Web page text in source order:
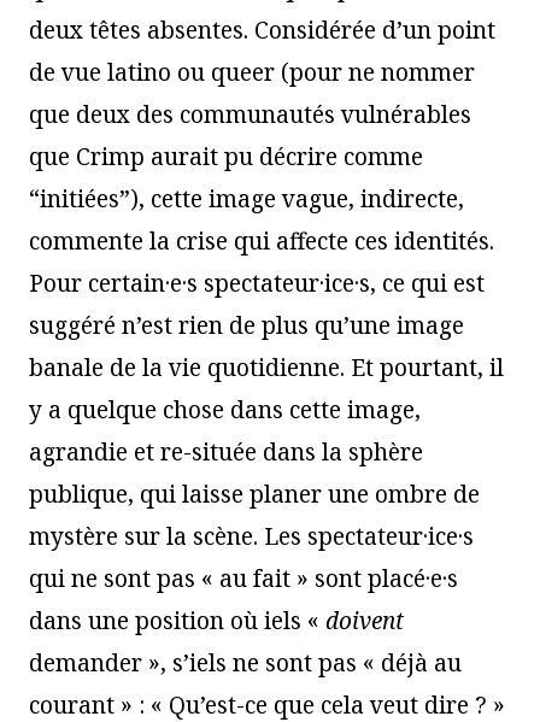
deux têtes absentes. Considérée d’un point
de vue latino ou queer (pour ne nommer
que deux des communautés vulnérables
que Crimp aurait pu décrire comme
“initiées”), cette image vague, indirecte,
commente la crise qui affecte ces identités.
Pour certain·e·s spectateur·ice·s, ce qui est
suggéré n’est rien de plus qu’une image
banale de la vie quotidienne. Et pourtant, il
y a quelque chose dans cette image,
agrandie et re-située dans la sphère
publique, qui laisse planer une ombre de
mystère sur la scène. Les spectateur·ice·s
qui ne sont pas « au fait » sont placé·e·s
dans une position où iels « doivent
demander », s’iels ne sont pas « déjà au
courant » : « Qu’est-ce que cela veut dire ? »